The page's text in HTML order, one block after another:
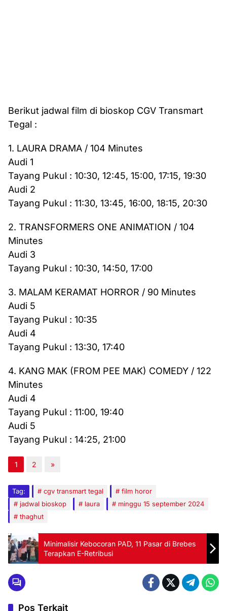
Berikut jadwal film di bioskop CGV Transmart
Tegal :
1. LAURA DRAMA / 104 Minutes
Audi 1
Tayang Pukul : 10:30, 12:45, 15:00, 17:15, 19:30
Audi 2
Tayang Pukul : 11:30, 13:45, 16:00, 18:15, 20:30
2. TRANSFORMERS ONE ANIMATION / 104
Minutes
Audi 3
Tayang Pukul : 10:30, 14:50, 17:00
3. MALAM KERAMAT HORROR / 90 Minutes
Audi 5
Tayang Pukul : 10:35
Audi 4
Tayang Pukul : 13:30, 17:40
4. KANG MAK (FROM PEE MAK) COMEDY / 122
Minutes
Audi 4
Tayang Pukul : 11:00, 19:40
Audi 5
Tayang Pukul : 14:25, 21:00
1 2 »
Tag: cgv transmart tegal
film horor
jadwal bioskop
laura
minggu 15 september 2024
thaghut
Minimalisir Kebocoran PAD, 11 Pasar di Brebes
Terapkan E-Retribusi
Pos Terkait